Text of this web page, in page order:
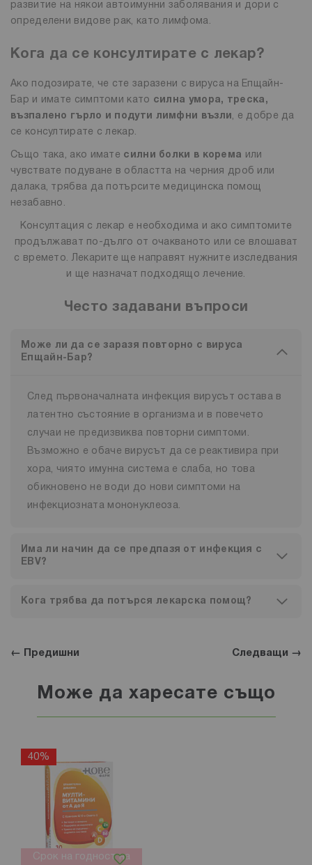
развитие на някои автоимунни заболявания и дори с
определени видове рак, като лимфома.
Кога да се консултирате с лекар?
Ако подозирате, че сте заразени с вируса на Епщайн-
Бар и имате симптоми като силна умора, треска,
възпалено гърло и подути лимфни възли , е добре да
се консултирате с лекар.
Също така, ако имате силни болки в корема
или
чувствате подуване в областта на черния дроб или
далака, трябва да потърсите медицинска помощ
незабавно.
Консултация с лекар е необходима и ако симптомите
продължават по-дълго от очакваното или се влошават
с времето. Лекарите ще направят нужните изследвания
и ще назначат подходящо лечение.
Често задавани въпроси
Може ли да се заразя повторно с вируса
Епщайн-Бар?
След първоначалната инфекция вирусът остава в
латентно състояние в организма и в повечето
случаи не предизвиква повторни симптоми.
Възможно е обаче вирусът да се реактивира при
хора, чиято имунна система е слаба, но това
обикновено не води до нови симптоми на
инфекциозната мононуклеоза.
Има ли начин да се предпазя от инфекция с
EBV?
Кога трябва да потърся лекарска помощ?
← Предишни Следващи →
Може да харесате също
40%
Срок на годност на